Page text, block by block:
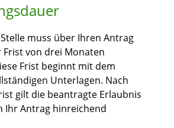
muss über Ihren Antrag
von drei Monaten
Frist beginnt mit dem
Unterlagen. Nach
gilt die beantragte Erlaubnis
Ihr Antrag hinreichend